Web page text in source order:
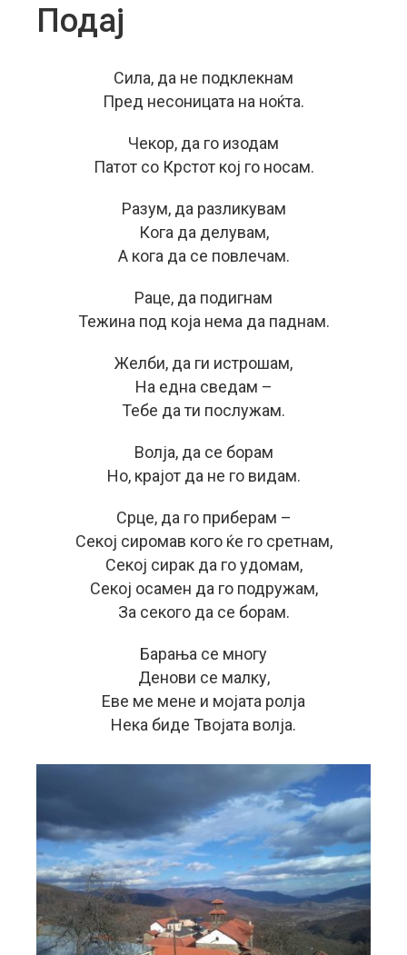
Подај
Сила, да не подклекнам
Пред несоницата на ноќта.
Чекор, да го изодам
Патот со Крстот кој го носам.
Разум, да разликувам
Кога да делувам,
А кога да се повлечам.
Раце, да подигнам
Тежина под која нема да паднам.
Желби, да ги истрошам,
На една сведам –
Тебе да ти послужам.
Волја, да се борам
Но, крајот да не го видам.
Срце, да го приберам –
Секој сиромав кого ќе го сретнам,
Секој сирак да го удомам,
Секој осамен да го подружам,
За секого да се борам.
Барања се многу
Денови се малку,
Еве ме мене и мојата ролја
Нека биде Твојата волја.